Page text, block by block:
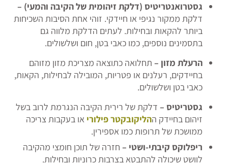
גסטרואנטריטיס (דלקת זיהומית של הקיבה והמעי) –
דלקת ממקור נגיפי או חיידקי. זוהי אחת הסיבות השכיחות
ביותר להקאות ובחילות. לעתים הדלקת מלווה גם
בתסמינים נוספים, כמו כאבי בטן, חום ושלשולים.
הרעלת מזון – תחלואה כתוצאה מצריכת מזון מזוהם
בחיידקים, רעלנים או פטריות, המובילה לבחילות, הקאות,
כאבי בטן ושלשולים.
גסטריטיס – דלקת של רירית הקיבה הנגרמת לרוב בשל
זיהום בחיידק ההליקובקטר פילורי או בעקבות צריכה
ממושכת של תרופות כמו אספירין.
ריפלוקס קיבתי-ושטי – חזרה של תוכן חומצי מהקיבה
לוושט שיכולה להתבטא בצרבות כרוניות ובחילות.